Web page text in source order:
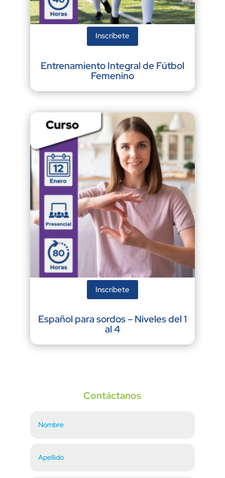
Inscríbete
Entrenamiento Integral de Fútbol
Femenino
Inscríbete
Español para sordos – Niveles del 1
al 4
Contáctanos